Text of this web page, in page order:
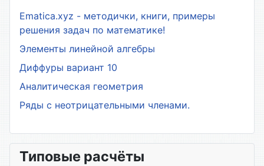
Ematica.xyz - методички, книги, примеры
решения задач по математике!
Элементы линейной алгебры
Диффуры вариант 10
Аналитическая геометрия
Ряды с неотрицательными членами.
Типовые расчёты